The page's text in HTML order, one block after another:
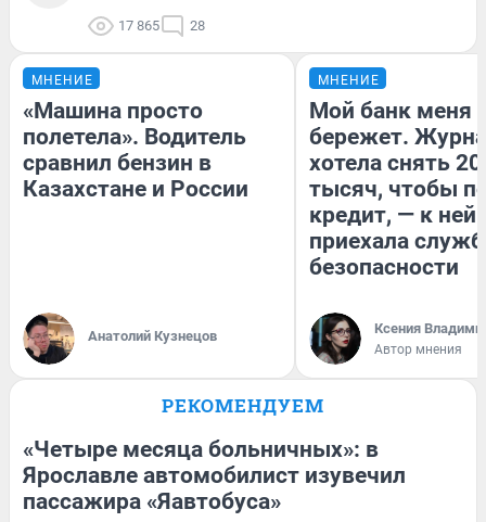
17 865 28
МНЕНИЕ
«Машина просто
полетела». Водитель
сравнил бензин в
Казахстане и России
Анатолий Кузнецов
МНЕНИЕ
Мой банк меня
бережет.
хотела снять
тысяч, чтобы
кредит, — к
приехала
безопасности
Ксения
Автор мнения
РЕКОМЕНДУЕМ
«Четыре месяца больничных»: в
Ярославле автомобилист изувечил
пассажира «Яавтобуса»